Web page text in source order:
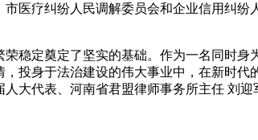
医疗纠纷人民调解委员会和企业信用纠
定奠定了坚实的基础。作为一名同时身
投身于法治建设的伟大事业中，在新时
大代表、河南省君盟律师事务所主任 刘迎